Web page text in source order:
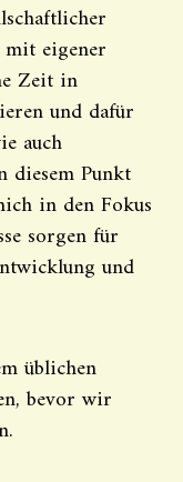
eigener
Zeit in
und dafür
auch
diesem Punkt
in den Fokus
sorgen für
und
üblichen
bevor wir